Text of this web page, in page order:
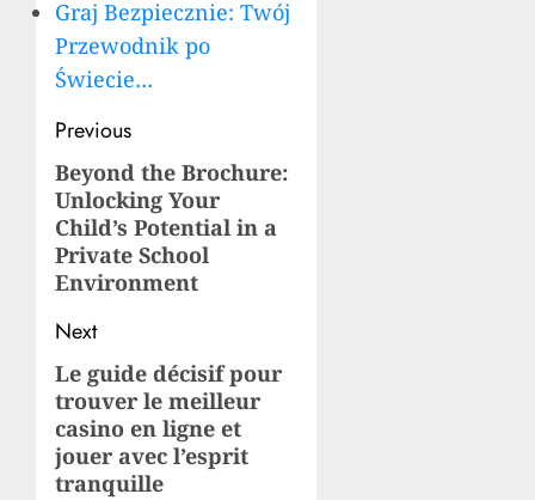
Graj Bezpiecznie: Twój
Przewodnik po
Świecie…
Post
navigation
Previous
Previous
post:
Beyond the Brochure:
Unlocking Your
Child’s Potential in a
Private School
Environment
Next
Next
post:
Le guide décisif pour
trouver le meilleur
casino en ligne et
jouer avec l’esprit
tranquille